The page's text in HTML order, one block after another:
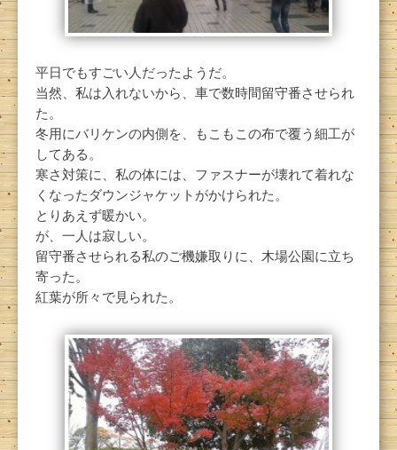
平日でもすごい人だったようだ。
当然、私は入れないから、車で数時間留守番させられ
た。
冬用にバリケンの内側を、もこもこの布で覆う細工が
してある。
寒さ対策に、私の体には、ファスナーが壊れて着れな
くなったダウンジャケットがかけられた。
とりあえず暖かい。
が、一人は寂しい。
留守番させられる私のご機嫌取りに、木場公園に立ち
寄った。
紅葉が所々で見られた。